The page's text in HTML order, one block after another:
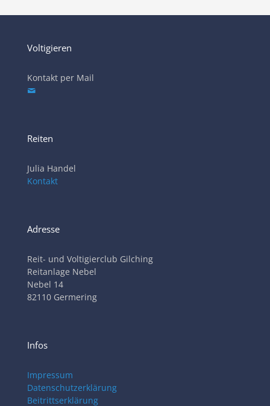
Voltigieren
Kontakt per Mail
Reiten
Julia Handel
Kontakt
Adresse
Reit- und Voltigierclub Gilching
Reitanlage Nebel
Nebel 14
82110 Germering
Infos
Impressum
Datenschutzerklärung
Beitrittserklärung